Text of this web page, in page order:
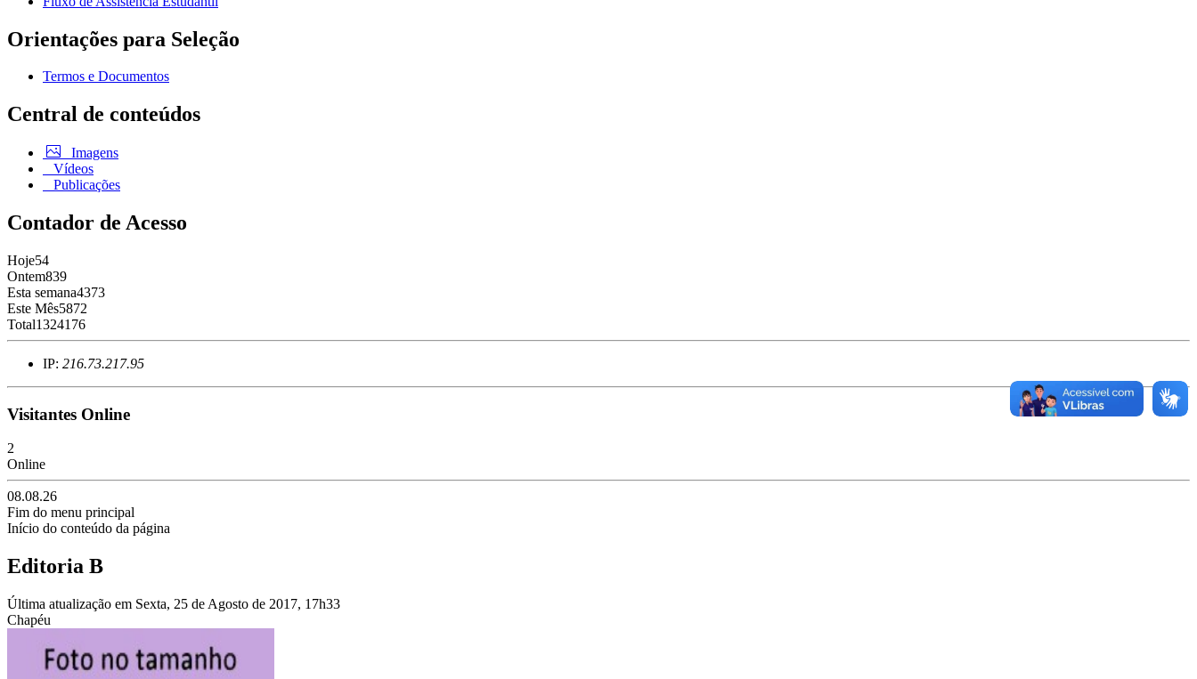
Orientações para Seleção
Termos e Documentos
Central de conteúdos
Imagens
Vídeos
Publicações
Contador de Acesso
Hoje54
Ontem839
Esta semana4373
Este Mês5872
Total1324176
IP: 216.73.217.95
Visitantes Online
2
Online
08.08.26
Fim do menu principal
Início do conteúdo da página
Editoria B
Última atualização em Sexta, 25 de Agosto de 2017, 17h33
Chapéu